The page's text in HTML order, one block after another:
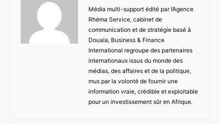
Média multi-support édité par l’Agence
Rhéma Service, cabinet de
communication et de stratégie basé à
Douala, Business & Finance
International regroupe des partenaires
internationaux issus du monde des
médias, des affaires et de la politique,
mus par la volonté de fournir une
information vraie, crédible et exploitable
pour un investissement sûr en Afrique.